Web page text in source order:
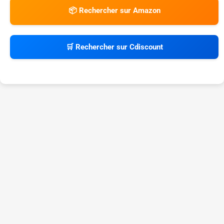
📦 Rechercher sur Amazon
🛒 Rechercher sur Cdiscount